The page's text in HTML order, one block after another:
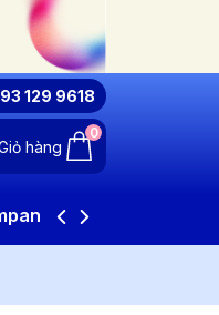
129 9618
hàng
0
Profile